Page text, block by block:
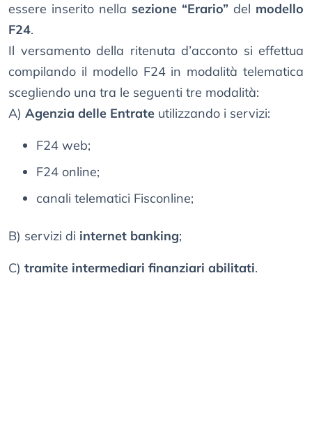
essere inserito nella sezione “Erario” del modello
F24.
Il versamento della ritenuta d’acconto si effettua
compilando il modello F24 in modalità telematica
scegliendo una tra le seguenti tre modalità:
A) Agenzia delle Entrate utilizzando i servizi:
F24 web;
F24 online;
canali telematici Fisconline;
B) servizi di internet banking;
C) tramite intermediari finanziari abilitati.